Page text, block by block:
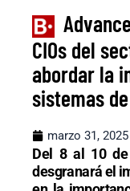
CIOs del
abordar la
sistemas
marzo 31, 2025
Del 8 al 10 de
desgranará el